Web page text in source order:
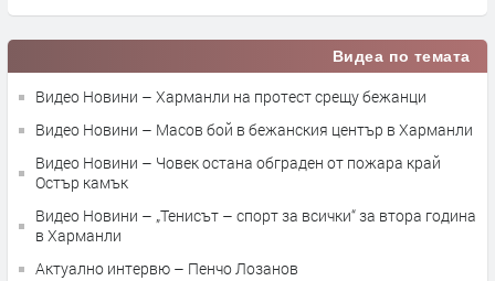
Видеа по темата
Видео Новини – Харманли на протест срещу бежанци
Видео Новини – Масов бой в бежанския център в Харманли
Видео Новини – Човек остана обграден от пожара край
Остър камък
Видео Новини – „Тенисът – спорт за всички“ за втора година
в Харманли
Актуално интервю – Пенчо Лозанов